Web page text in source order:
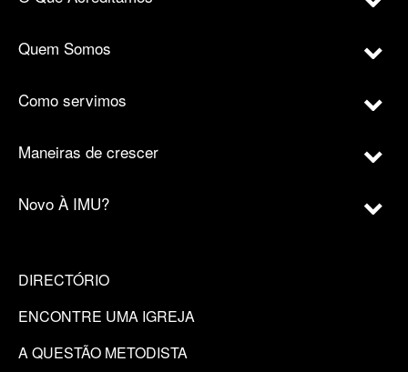
Quem Somos
Como servimos
Maneiras de crescer
Novo À IMU?
DIRECTÓRIO
ENCONTRE UMA IGREJA
A QUESTÃO METODISTA